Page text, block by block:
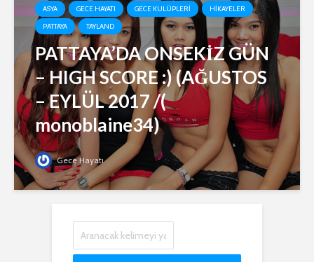
ASYA GECE HAYATI GECE KULÜPLERI
HIKAYELER
PATTAYA
TAYLAND
PATTAYA’DA ONSEKİZ GÜN
– HIGH SCORE :) (AĞUSTOS
– EYLÜL 2017 /(
monoblaine34)
Gece Hayatı